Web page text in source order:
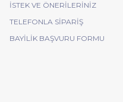
İSTEK VE ÖNERILERINIZ
TELEFONLA SIPARIŞ
BAYILIK BAŞVURU FORMU